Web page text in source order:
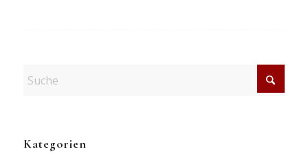
Kategorien